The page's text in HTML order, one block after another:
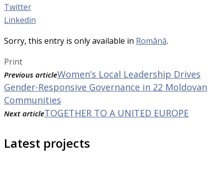
Twitter
Linkedin
Sorry, this entry is only available in Română.
Print
Previous articleWomen’s Local Leadership Drives
Gender-Responsive Governance in 22 Moldovan
Communities
Next articleTOGETHER TO A UNITED EUROPE
Latest projects